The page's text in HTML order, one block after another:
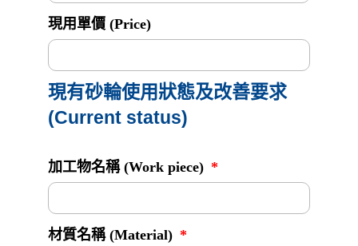
現用單價 (Price)
現有砂輪使用狀態及改善要求
(Current status)
加工物名稱 (Work piece)
材質名稱 (Material)